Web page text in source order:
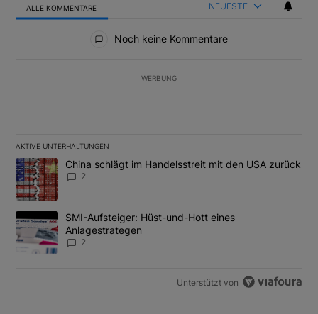
ALLE KOMMENTARE NEUESTE
Noch keine Kommentare
WERBUNG
AKTIVE UNTERHALTUNGEN
Das Folgende ist eine Liste der am meisten kommentierten
Ein Trendartikel mit dem Titel "China schlägt im Handelsstreit
China schlägt im Handelsstreit mit den USA zurück
2
Ein Trendartikel mit dem Titel "SMI-Aufsteiger: Hüst-und-Hott
SMI-Aufsteiger: Hüst-und-Hott eines
Anlagestrategen
2
Unterstützt von